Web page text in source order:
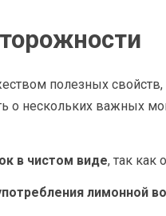
полезных
о нескольких важных
в чистом виде, так как
лимонной